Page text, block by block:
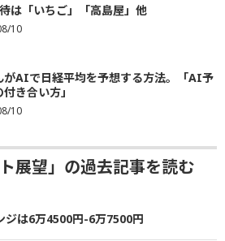
は「いちご」「高島屋」他
10
がAIで日経平均を予想する方法。「AI予
き合い方」
10
展望」の過去記事を読む
ジは6万4500円-6万7500円